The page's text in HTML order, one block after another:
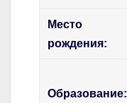
Место
рождения:
Образование: